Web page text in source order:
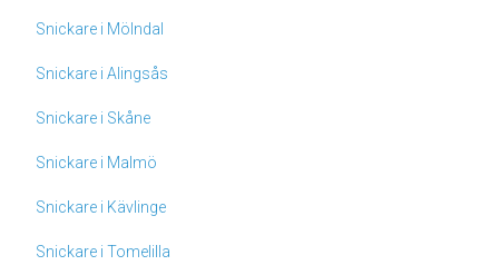
Snickare i Mölndal
Snickare i Alingsås
Snickare i Skåne
Snickare i Malmö
Snickare i Kävlinge
Snickare i Tomelilla